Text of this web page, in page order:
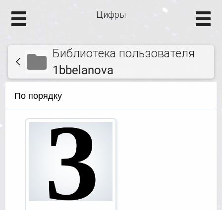
Цифры
Библиотека пользователя
1bbelanova